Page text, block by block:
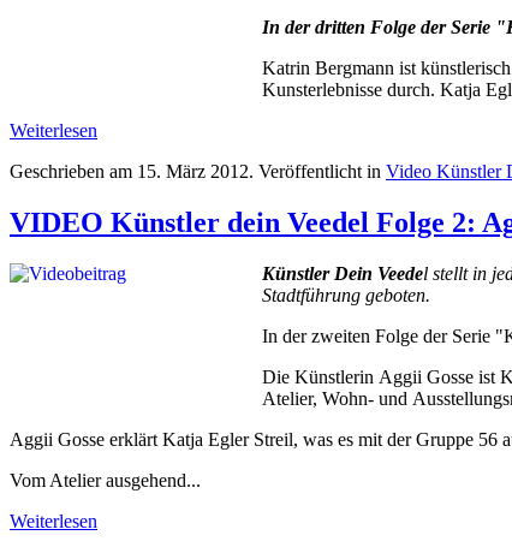
In der dritten Folge der Serie
Katrin Bergmann ist
Kunsterlebnisse durch. Katja
Weiterlesen
Geschrieben am 15. März 2012. Veröffentlicht in Video Künstler
VIDEO Künstler dein Veedel Folge 2:
Künstler Dein Veedel stellt in
Stadtführung geboten.
In der zweiten Folge der Serie
Die Künstlerin Aggii Gosse ist
Atelier, Wohn- und
Aggii Gosse erklärt Katja Egler Streil, was es mit der Gruppe 56
Vom Atelier ausgehend...
Weiterlesen